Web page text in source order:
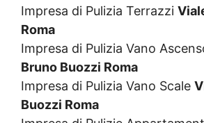
Impresa di Pulizia Terrazzi
Roma
Impresa di Pulizia Vano
Bruno Buozzi Roma
Impresa di Pulizia Vano Scale
Buozzi Roma